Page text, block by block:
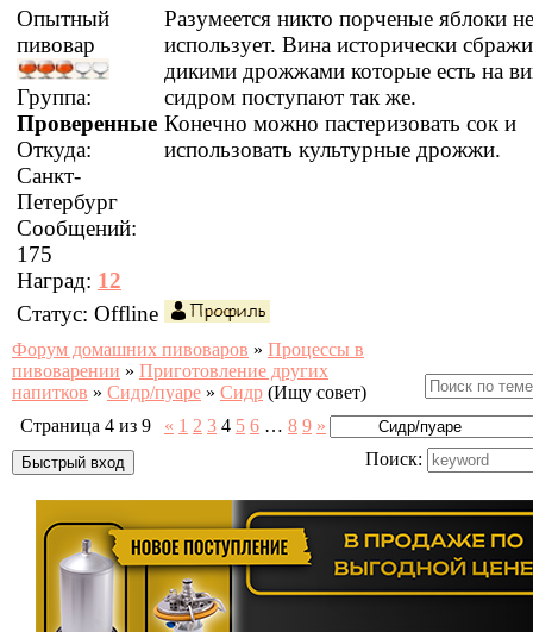
Опытный
пивовар
Группа:
Проверенные
Откуда:
Санкт-
Петербург
Сообщений:
175
Наград: 12
Разумеется никто порченые яблоки не
использует. Вина исторически
дикими дрожжами которые есть на
сидром поступают так же.
Конечно можно пастеризовать сок и
использовать культурные дрожжи.
Статус: Offline
Форум домашних пивоваров » Процессы в
пивоварении » Приготовление других
напитков » Сидр/пуаре » Сидр (Ищу совет)
Страница 4 из 9 « 1 2 3 4 5 6 … 8 9 »
Поиск: